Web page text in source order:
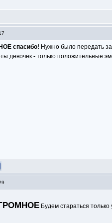
спасибо! Нужно было передать
девочек - только положительные
Будем стараться только